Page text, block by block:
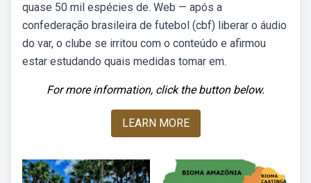
quase 50 mil espécies de. Web — após a
confederação brasileira de futebol (cbf) liberar o áudio
do var, o clube se irritou com o conteúdo e afirmou
estar estudando quais medidas tomar em.
For more information, click the button below.
LEARN MORE